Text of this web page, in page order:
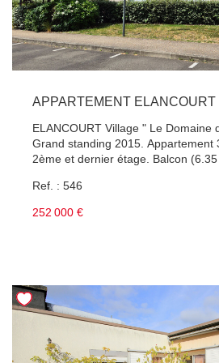
ELANCOURT Village " Le Domaine
Grand standing 2015. Appartement 3 Pièces (62 m²) au
2ème et dernier étage. Balcon (6.35 m²)
places de places de parking dont
Résidence privée . Chauffage Gaz
Patrick Hervé ? Agent commercial
Ref. : 546
252 000 €